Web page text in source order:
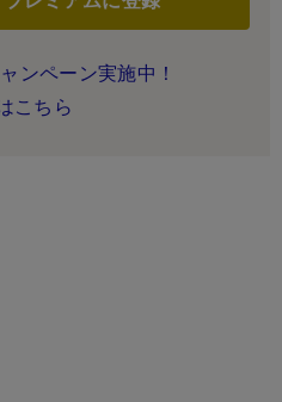
ンペーン実施中！
こちら